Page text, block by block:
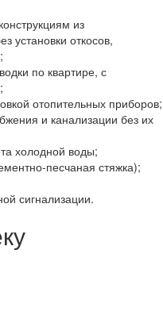
из
установки откосов,
по квартире, с
отопительных приборов;
и канализации без их
холодной воды;
песчаная стяжка);
сигнализации.